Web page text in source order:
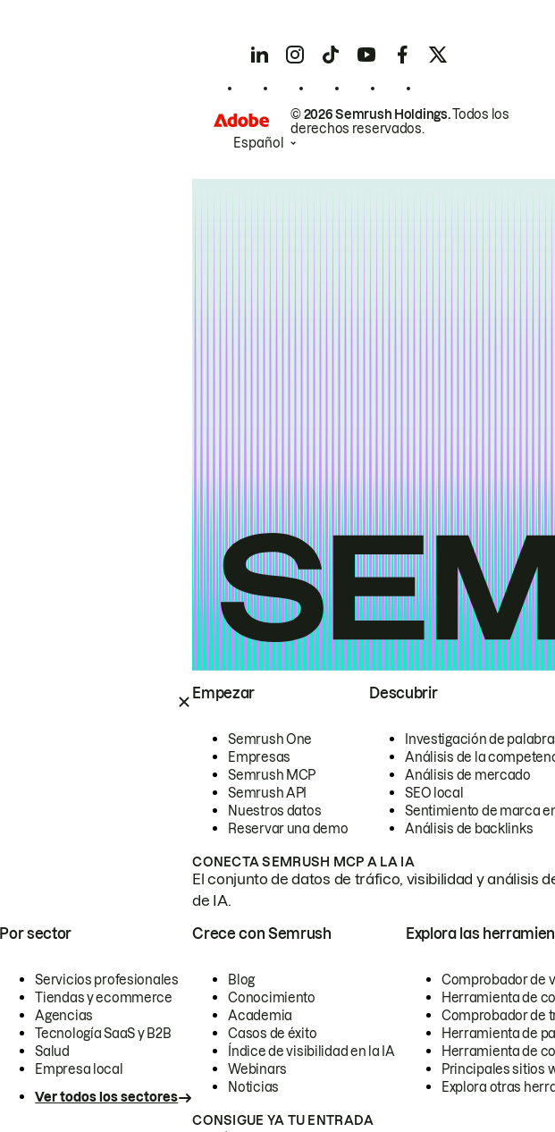
Empezar
Semrush One
Empresas
Semrush MCP
Semrush API
Nuestros datos
Reservar una demo
Descubrir
Investigación de
Análisis de la
Análisis de mercado
SEO local
Sentimiento de marca
Análisis de backlinks
CONECTA SEMRUSH MCP A LA IA
El conjunto de datos de tráfico, visibilidad y análisis
de IA.
Por sector
Servicios profesionales
Tiendas y ecommerce
Agencias
Tecnología SaaS y B2B
Salud
Empresa local
Ver todos los sectores
Crece con Semrush
Blog
Conocimiento
Academia
Casos de éxito
Índice de visibilidad en la IA
Webinars
Noticias
Explora las
Comprobador de
Herramienta de
Comprobador de
Herramienta de
Herramienta de
Principales sitios
Explora otras
CONSIGUE YA TU ENTRADA
© 2026 Semrush Holdings.Todos los
derechos reservados.
Español